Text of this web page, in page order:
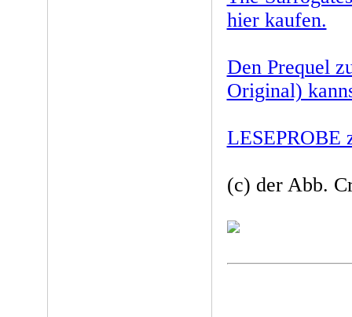
hier kaufen.
Den Prequel
Original)
LESEPROBE
(c) der Abb.